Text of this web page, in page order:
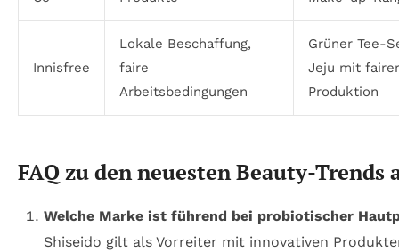
Innisfree
Lokale Beschaffung,
faire
Arbeitsbedingungen
Grüner Tee-
Jeju mit fairer
Produktion
FAQ zu den neuesten Beauty-Trends
Welche Marke ist führend bei probiotischer
Shiseido gilt als Vorreiter mit innovativen